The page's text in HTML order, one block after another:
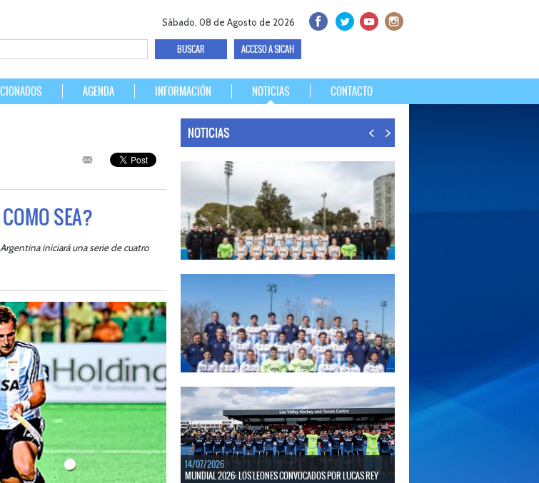
Sábado, 08 de Agosto de 2026
ACCESO A SICAH
AGENDA INFORMACIÓN NOTICIAS CONTACTO
SEA?
iniciará una serie de cuatro
NOTICIAS
LAS LEONAS LISTAS PARA DISPUTAR EL MUNDIAL 2026
Del 15 al 30 de agosto, el seleccionado argentino femenino de
hockey disputará la Copa del Mundo en Países Bajos y Bélgica.
El debut será ante Estados Unidos.
LEER MÁS
07/08/2026
LOS LEONES LISTOS PARA DISPUTAR EL MUNDIAL 2026
Del 15 al 30 de agosto, el seleccionado argentino masculino de
hockey disputará la Copa del Mundo en Países Bajos y Bélgica.
El debut será ante Japón.
LEER MÁS
14/07/2026
MUNDIAL 2026: LOS LEONES CONVOCADOS POR LUCAS REY